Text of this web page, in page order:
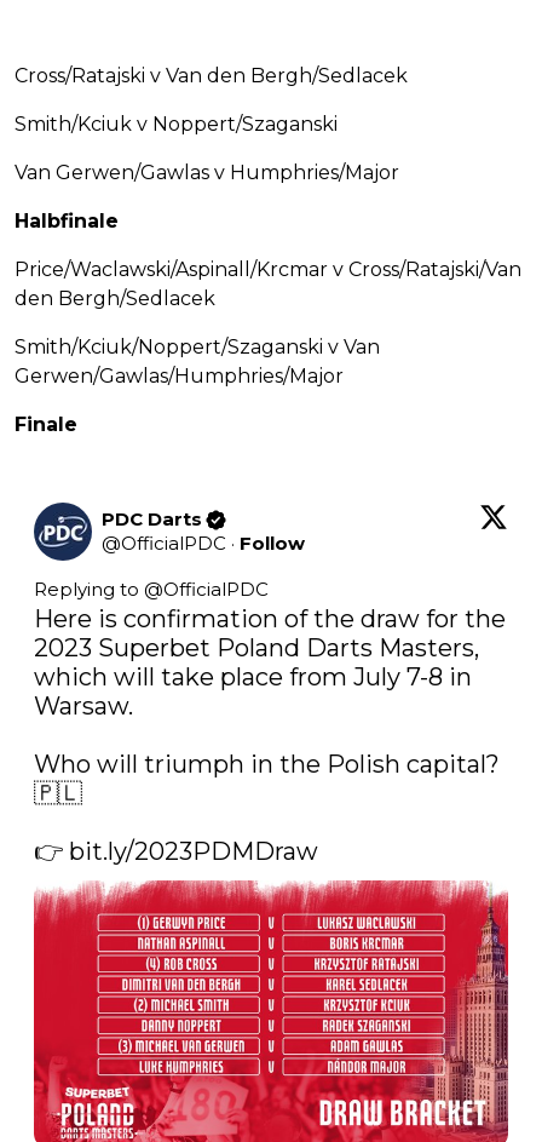
Cross/Ratajski v Van den Bergh/Sedlacek
Smith/Kciuk v Noppert/Szaganski
Van Gerwen/Gawlas v Humphries/Major
Halbfinale
Price/Waclawski/Aspinall/Krcmar v Cross/Ratajski/Van
den Bergh/Sedlacek
Smith/Kciuk/Noppert/Szaganski v Van
Gerwen/Gawlas/Humphries/Major
Finale
PDC Darts
@OfficialPDC · Follow
Replying to @OfficialPDC
Here is confirmation of the draw for the
2023 Superbet Poland Darts Masters,
which will take place from July 7-8 in
Warsaw.
Who will triumph in the Polish capital?
🇵🇱
👉 bit.ly/2023PDMDraw